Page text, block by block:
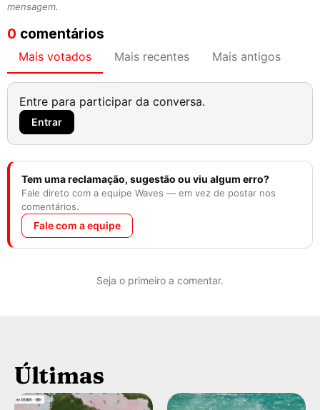
mensagem.
0 comentários
Mais votados Mais recentes Mais antigos
Entre para participar da conversa.
Entrar
Tem uma reclamação, sugestão ou viu algum erro?
Fale direto com a equipe Waves — em vez de postar nos
comentários.
Fale com a equipe
Seja o primeiro a comentar.
Últimas